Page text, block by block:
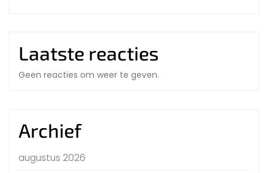
Laatste reacties
Geen reacties om weer te geven.
Archief
augustus 2026